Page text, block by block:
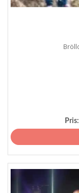
Pris: